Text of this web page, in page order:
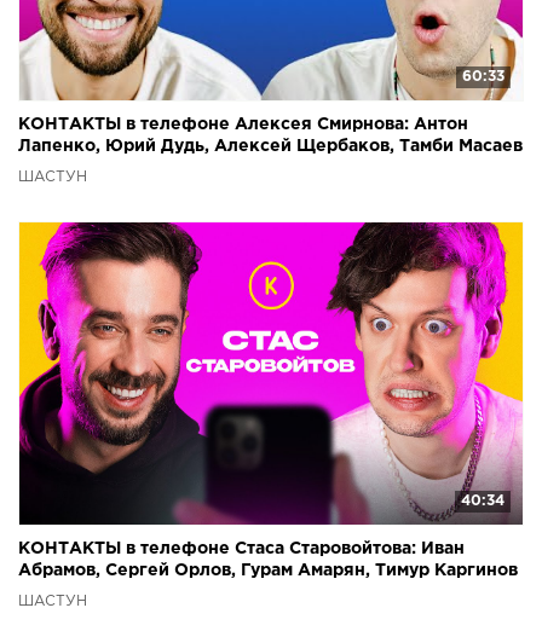
60:33
КОНТАКТЫ в телефоне Алексея Смирнова: Антон
Лапенко, Юрий Дудь, Алексей Щербаков, Тамби Масаев
ШАСТУН
40:34
КОНТАКТЫ в телефоне Стаса Старовойтова: Иван
Абрамов, Сергей Орлов, Гурам Амарян, Тимур Каргинов
ШАСТУН